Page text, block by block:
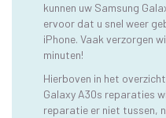
kunnen uw Samsung
ervoor dat u snel weer
iPhone. Vaak verzorgen
minuten!
Hierboven in het
Galaxy A30s reparaties
reparatie er niet tussen,